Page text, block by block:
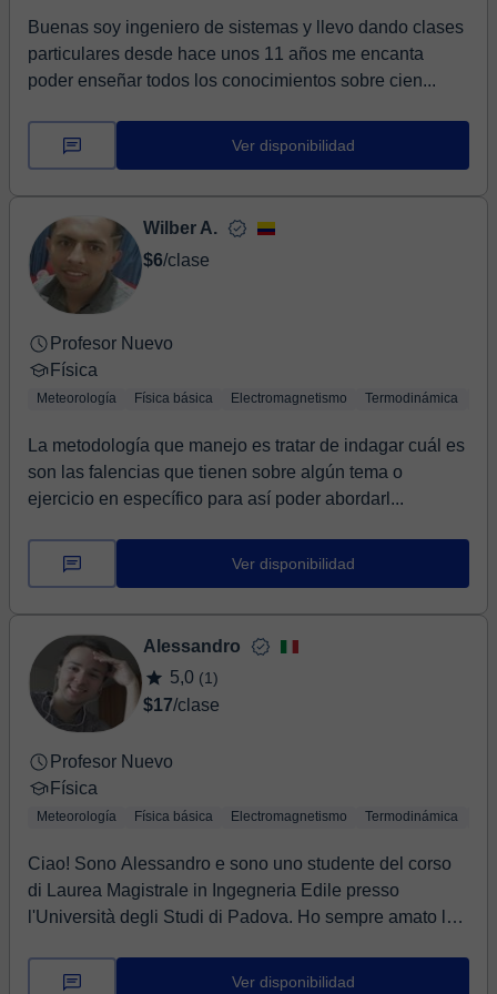
Buenas soy ingeniero de sistemas y llevo dando clases
particulares desde hace unos 11 años me encanta
poder enseñar todos los conocimientos sobre cien...
Ver disponibilidad
Wilber A.
$6/clase
Profesor Nuevo
Física
Meteorología Física básica Electromagnetismo Termodinámica
La metodología que manejo es tratar de indagar cuál es
son las falencias que tienen sobre algún tema o
ejercicio en específico para así poder abordarl...
Ver disponibilidad
Alessandro
5,0 (1)
$17/clase
Profesor Nuevo
Física
Meteorología Física básica Electromagnetismo Termodinámica
Ciao! Sono Alessandro e sono uno studente del corso
di Laurea Magistrale in Ingegneria Edile presso
l'Università degli Studi di Padova. Ho sempre amato le
formazione, per questo mi sono diplomato al Liceo
Ver disponibilidad